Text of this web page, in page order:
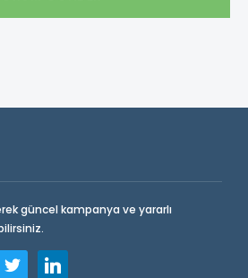
güncel kampanya ve yararlı
twitter linkedin